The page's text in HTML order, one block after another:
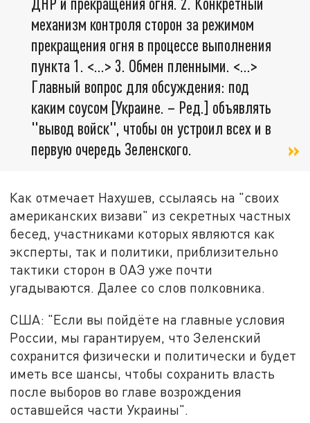
механизм контроля сторон за режимом
прекращения огня в процессе выполнения
пункта 1. <…> 3. Обмен пленными. <…>
Главный вопрос для обсуждения: под
каким соусом [Украине. – Ред.] объявлять
"вывод войск", чтобы он устроил всех и в
первую очередь Зеленского.
Как отмечает Нахушев, ссылаясь на "своих
американских визави" из секретных частных
бесед, участниками которых являются как
эксперты, так и политики, приблизительно
тактики сторон в ОАЭ уже почти
угадываются. Далее со слов полковника.
США: "Если вы пойдёте на главные условия
России, мы гарантируем, что Зеленский
сохранится физически и политически и будет
иметь все шансы, чтобы сохранить власть
после выборов во главе возрождения
оставшейся части Украины".